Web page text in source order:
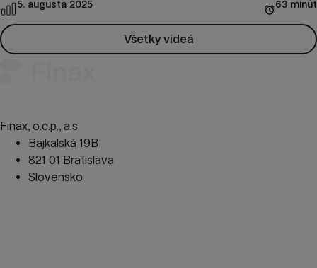
5. augusta 2025 63 minút
Všetky videá
Finax, o.c.p., a.s.
Bajkalská 19B
821 01 Bratislava
Slovensko